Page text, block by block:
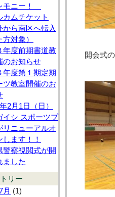
モニー！
カムチケット
から南区へ転入
方対象）
年度前期書道教
のお知らせ
年度第１期定期
ツ教室開催のお
2月1日（日）
イシ スポーツプ
リニューアルオ
します！！
警察視閲式が開
ました
リー
月 (1)
開会式